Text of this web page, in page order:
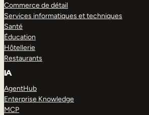
Commerce de détail
Services informatiques et techniques
Santé
Éducation
Hôtellerie
Restaurants
IA
AgentHub
Enterprise Knowledge
MCP